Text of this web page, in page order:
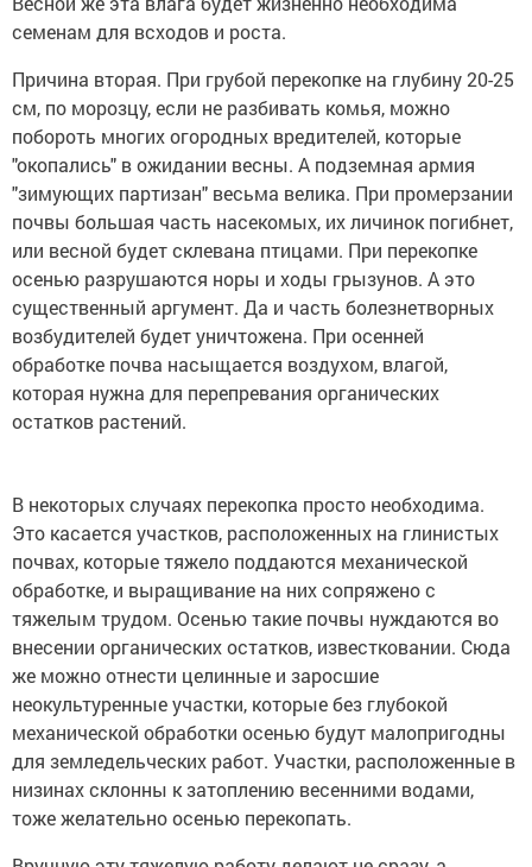
семенам для всходов и роста.
Причина вторая. При грубой перекопке на глубину 20-25
см, по морозцу, если не разбивать комья, можно
побороть многих огородных вредителей, которые
"окопались" в ожидании весны. А подземная армия
"зимующих партизан" весьма велика. При промерзании
почвы большая часть насекомых, их личинок погибнет,
или весной будет склевана птицами. При перекопке
осенью разрушаются норы и ходы грызунов. А это
существенный аргумент. Да и часть болезнетворных
возбудителей будет уничтожена. При осенней
обработке почва насыщается воздухом, влагой,
которая нужна для перепревания органических
остатков растений.
В некоторых случаях перекопка просто необходима.
Это касается участков, расположенных на глинистых
почвах, которые тяжело поддаются механической
обработке, и выращивание на них сопряжено с
тяжелым трудом. Осенью такие почвы нуждаются во
внесении органических остатков, известковании. Сюда
же можно отнести целинные и заросшие
неокультуренные участки, которые без глубокой
механической обработки осенью будут малопригодны
для земледельческих работ. Участки, расположенные в
низинах склонны к затоплению весенними водами,
тоже желательно осенью перекопать.